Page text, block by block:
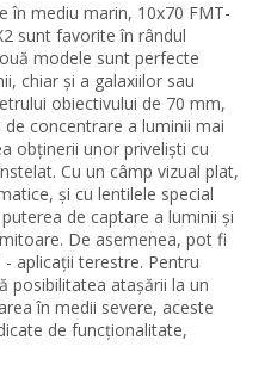
în mediu marin, 10x70 FMT-
sunt favorite în rândul
modele sunt perfecte
chiar și a galaxiilor sau
obiectivului de 70 mm,
concentrare a luminii mai
obținerii unor priveliști cu
Cu un câmp vizual plat,
și cu lentilele special
de captare a luminii și
De asemenea, pot fi
aplicații terestre. Pentru
posibilitatea atașării la un
în medii severe, aceste
de funcționalitate,